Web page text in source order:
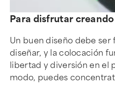
Para disfrutar creando
Un buen diseño debe ser
diseñar, y la colocación
libertad y diversión en el
modo, puedes